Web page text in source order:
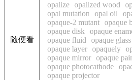
随便看
opalize opalized wood
opal mutation
opal oil
opaque-2 mutant opaque
opaque disk
opaque
opaque fluid
opaque glass
opaque layer opaquely
opaque mirror opaque
opaque photocathode
opaque projector